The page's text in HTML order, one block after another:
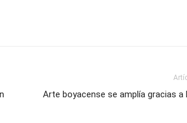
Arte boyacense se amplía gracias a